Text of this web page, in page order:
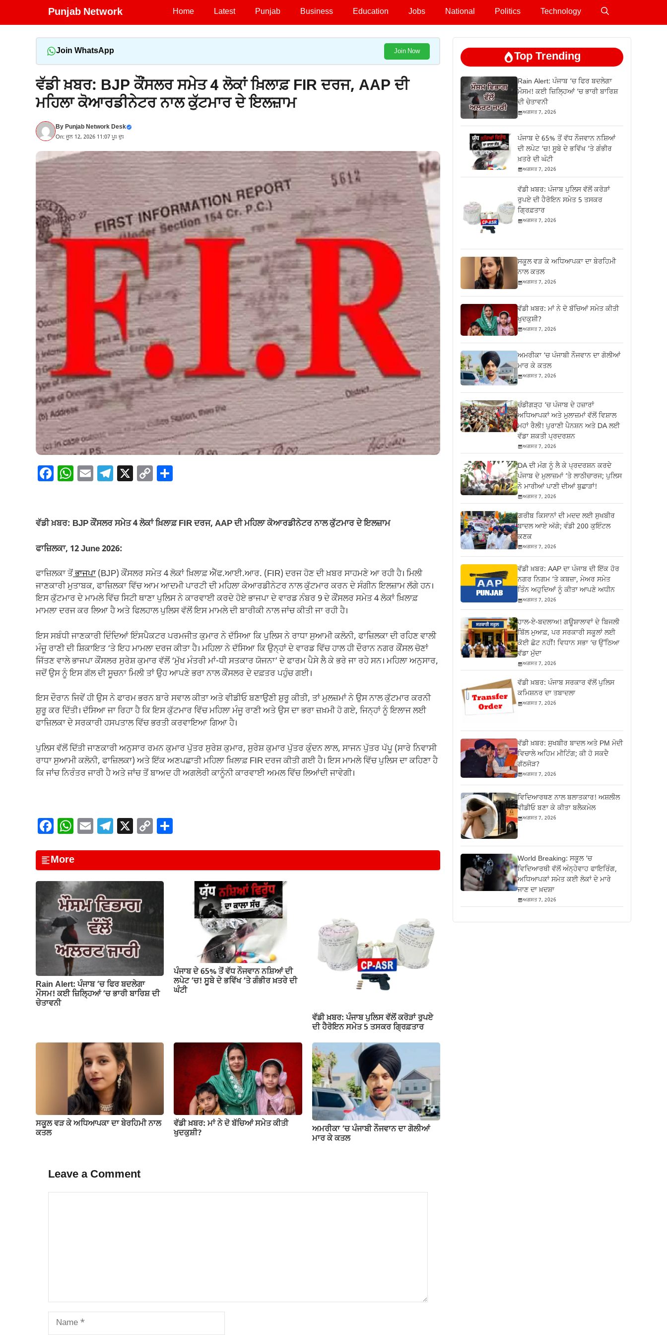
Punjab Network Home Latest Punjab Business Education Jobs National Politics Technology
Join WhatsApp Join Now
ਵੱਡੀ ਖ਼ਬਰ: BJP ਕੌਂਸਲਰ ਸਮੇਤ 4 ਲੋਕਾਂ ਖ਼ਿਲਾਫ਼ FIR ਦਰਜ, AAP ਦੀ
ਮਹਿਲਾ ਕੋਆਰਡੀਨੇਟਰ ਨਾਲ ਕੁੱਟਮਾਰ ਦੇ ਇਲਜ਼ਾਮ
ByPunjab Network Desk
On: ਜੂਨ 12, 2026 11:07 ਪੂਃ ਦੁਃ
F
e
o
o
k
W
s
p
p
E T
gr
m
X C
y
k
e
ਵੱਡੀ ਖ਼ਬਰ: BJP ਕੌਂਸਲਰ ਸਮੇਤ 4 ਲੋਕਾਂ ਖ਼ਿਲਾਫ਼ FIR ਦਰਜ, AAP ਦੀ ਮਹਿਲਾ ਕੋਆਰਡੀਨੇਟਰ ਨਾਲ ਕੁੱਟਮਾਰ ਦੇ ਇਲਜ਼ਾਮ
ਫਾਜ਼ਿਲਕਾ, 12 June 2026:
ਫਾਜ਼ਿਲਕਾ ਤੋਂਭਾਜਪਾ(BJP) ਕੌਂਸਲਰ ਸਮੇਤ 4 ਲੋਕਾਂ ਖ਼ਿਲਾਫ਼ ਐੱਫ.ਆਈ.ਆਰ. (FIR) ਦਰਜ ਹੋਣ ਦੀ ਖ਼ਬਰ ਸਾਹਮਣੇ ਆ ਰਹੀ ਹੈ। ਮਿਲੀ
ਜਾਣਕਾਰੀ ਮੁਤਾਬਕ, ਫਾਜ਼ਿਲਕਾ ਵਿੱਚ ਆਮ ਆਦਮੀ ਪਾਰਟੀ ਦੀ ਮਹਿਲਾ ਕੋਆਰਡੀਨੇਟਰ ਨਾਲ ਕੁੱਟਮਾਰ ਕਰਨ ਦੇ ਸੰਗੀਨ ਇਲਜ਼ਾਮ ਲੱਗੇ ਹਨ।
ਇਸ ਕੁੱਟਮਾਰ ਦੇ ਮਾਮਲੇ ਵਿੱਚ ਸਿਟੀ ਥਾਣਾ ਪੁਲਿਸ ਨੇ ਕਾਰਵਾਈ ਕਰਦੇ ਹੋਏ ਭਾਜਪਾ ਦੇ ਵਾਰਡ ਨੰਬਰ 9 ਦੇ ਕੌਂਸਲਰ ਸਮੇਤ 4 ਲੋਕਾਂ ਖ਼ਿਲਾਫ਼
ਮਾਮਲਾ ਦਰਜ ਕਰ ਲਿਆ ਹੈ ਅਤੇ ਫਿਲਹਾਲ ਪੁਲਿਸ ਵੱਲੋਂ ਇਸ ਮਾਮਲੇ ਦੀ ਬਾਰੀਕੀ ਨਾਲ ਜਾਂਚ ਕੀਤੀ ਜਾ ਰਹੀ ਹੈ।
ਇਸ ਸਬੰਧੀ ਜਾਣਕਾਰੀ ਦਿੰਦਿਆਂ ਇੰਸਪੈਕਟਰ ਪਰਮਜੀਤ ਕੁਮਾਰ ਨੇ ਦੱਸਿਆ ਕਿ ਪੁਲਿਸ ਨੇ ਰਾਧਾ ਸੁਆਮੀ ਕਲੋਨੀ, ਫਾਜ਼ਿਲਕਾ ਦੀ ਰਹਿਣ ਵਾਲੀ
ਮੰਜੂ ਰਾਣੀ ਦੀ ਸ਼ਿਕਾਇਤ ‘ਤੇ ਇਹ ਮਾਮਲਾ ਦਰਜ ਕੀਤਾ ਹੈ। ਮਹਿਲਾ ਨੇ ਦੱਸਿਆ ਕਿ ਉਨ੍ਹਾਂ ਦੇ ਵਾਰਡ ਵਿੱਚ ਹਾਲ ਹੀ ਦੌਰਾਨ ਨਗਰ ਕੌਂਸਲ ਚੋਣਾਂ
ਜਿੱਤਣ ਵਾਲੇ ਭਾਜਪਾ ਕੌਂਸਲਰ ਸੁਰੇਸ਼ ਕੁਮਾਰ ਵੱਲੋਂ ‘ਮੁੱਖ ਮੰਤਰੀ ਮਾਂ-ਧੀ ਸਤਕਾਰ ਯੋਜਨਾ’ ਦੇ ਫਾਰਮ ਪੈਸੇ ਲੈ ਕੇ ਭਰੇ ਜਾ ਰਹੇ ਸਨ। ਮਹਿਲਾ ਅਨੁਸਾਰ,
ਜਦੋਂ ਉਸ ਨੂੰ ਇਸ ਗੱਲ ਦੀ ਸੂਚਨਾ ਮਿਲੀ ਤਾਂ ਉਹ ਆਪਣੇ ਭਰਾ ਨਾਲ ਕੌਂਸਲਰ ਦੇ ਦਫ਼ਤਰ ਪਹੁੰਚ ਗਈ।
ਇਸ ਦੌਰਾਨ ਜਿਵੇਂ ਹੀ ਉਸ ਨੇ ਫਾਰਮ ਭਰਨ ਬਾਰੇ ਸਵਾਲ ਕੀਤਾ ਅਤੇ ਵੀਡੀਓ ਬਣਾਉਣੀ ਸ਼ੁਰੂ ਕੀਤੀ, ਤਾਂ ਮੁਲਜ਼ਮਾਂ ਨੇ ਉਸ ਨਾਲ ਕੁੱਟਮਾਰ ਕਰਨੀ
ਸ਼ੁਰੂ ਕਰ ਦਿੱਤੀ। ਦੱਸਿਆ ਜਾ ਰਿਹਾ ਹੈ ਕਿ ਇਸ ਕੁੱਟਮਾਰ ਵਿੱਚ ਮਹਿਲਾ ਮੰਜੂ ਰਾਣੀ ਅਤੇ ਉਸ ਦਾ ਭਰਾ ਜ਼ਖ਼ਮੀ ਹੋ ਗਏ, ਜਿਨ੍ਹਾਂ ਨੂੰ ਇਲਾਜ ਲਈ
ਫਾਜ਼ਿਲਕਾ ਦੇ ਸਰਕਾਰੀ ਹਸਪਤਾਲ ਵਿੱਚ ਭਰਤੀ ਕਰਵਾਇਆ ਗਿਆ ਹੈ।
ਪੁਲਿਸ ਵੱਲੋਂ ਦਿੱਤੀ ਜਾਣਕਾਰੀ ਅਨੁਸਾਰ ਰਮਨ ਕੁਮਾਰ ਪੁੱਤਰ ਸੁਰੇਸ਼ ਕੁਮਾਰ, ਸੁਰੇਸ਼ ਕੁਮਾਰ ਪੁੱਤਰ ਕੁੰਦਨ ਲਾਲ, ਸਾਜਨ ਪੁੱਤਰ ਪੱਪੂ (ਸਾਰੇ ਨਿਵਾਸੀ
ਰਾਧਾ ਸੁਆਮੀ ਕਲੋਨੀ, ਫਾਜ਼ਿਲਕਾ) ਅਤੇ ਇੱਕ ਅਣਪਛਾਤੀ ਮਹਿਲਾ ਖ਼ਿਲਾਫ਼ FIR ਦਰਜ ਕੀਤੀ ਗਈ ਹੈ। ਇਸ ਮਾਮਲੇ ਵਿੱਚ ਪੁਲਿਸ ਦਾ ਕਹਿਣਾ ਹੈ
ਕਿ ਜਾਂਚ ਨਿਰੰਤਰ ਜਾਰੀ ਹੈ ਅਤੇ ਜਾਂਚ ਤੋਂ ਬਾਅਦ ਹੀ ਅਗਲੇਰੀ ਕਾਨੂੰਨੀ ਕਾਰਵਾਈ ਅਮਲ ਵਿੱਚ ਲਿਆਂਦੀ ਜਾਵੇਗੀ।
F
c
e
b
o
o
k
W
at
s
A
p
p
E T
gr
a
m
X C
y
Li
n
k
e
More
Rain Alert: ਪੰਜਾਬ ‘ਚ ਫਿਰ ਬਦਲੇਗਾ
ਮੌਸਮ! ਕਈ ਜ਼ਿਲ੍ਹਿਆਂ ‘ਚ ਭਾਰੀ ਬਾਰਿਸ਼ ਦੀ
ਚੇਤਾਵਨੀ
ਪੰਜਾਬ ਦੇ 65% ਤੋਂ ਵੱਧ ਨੌਜਵਾਨ ਨਸ਼ਿਆਂ ਦੀ
ਲਪੇਟ ‘ਚ! ਸੂਬੇ ਦੇ ਭਵਿੱਖ ‘ਤੇ ਗੰਭੀਰ ਖ਼ਤਰੇ ਦੀ
ਘੰਟੀ
ਵੱਡੀ ਖ਼ਬਰ: ਪੰਜਾਬ ਪੁਲਿਸ ਵੱਲੋਂ ਕਰੋੜਾਂ ਰੁਪਏ
ਦੀ ਹੈਰੋਇਨ ਸਮੇਤ 5 ਤਸਕਰ ਗ੍ਰਿਫ਼ਤਾਰ
ਸਕੂਲ ਵੜ ਕੇ ਅਧਿਆਪਕਾ ਦਾ ਬੇਰਹਿਮੀ ਨਾਲ
ਕਤਲ
ਵੱਡੀ ਖ਼ਬਰ: ਮਾਂ ਨੇ ਦੋ ਬੱਚਿਆਂ ਸਮੇਤ ਕੀਤੀ
ਖੁਦਕੁਸ਼ੀ?
ਅਮਰੀਕਾ ‘ਚ ਪੰਜਾਬੀ ਨੌਜਵਾਨ ਦਾ ਗੋਲੀਆਂ
ਮਾਰ ਕੇ ਕਤਲ
Leave a Comment
Name
Top Trending
Rain Alert: ਪੰਜਾਬ ‘ਚ ਫਿਰ ਬਦਲੇਗਾ
ਮੌਸਮ! ਕਈ ਜ਼ਿਲ੍ਹਿਆਂ ‘ਚ ਭਾਰੀ ਬਾਰਿਸ਼
ਦੀ ਚੇਤਾਵਨੀ
ਅਗਸਤ 7, 2026
ਪੰਜਾਬ ਦੇ 65% ਤੋਂ ਵੱਧ ਨੌਜਵਾਨ ਨਸ਼ਿਆਂ
ਦੀ ਲਪੇਟ ‘ਚ! ਸੂਬੇ ਦੇ ਭਵਿੱਖ ‘ਤੇ ਗੰਭੀਰ
ਖ਼ਤਰੇ ਦੀ ਘੰਟੀ
ਅਗਸਤ 7, 2026
ਵੱਡੀ ਖ਼ਬਰ: ਪੰਜਾਬ ਪੁਲਿਸ ਵੱਲੋਂ ਕਰੋੜਾਂ
ਰੁਪਏ ਦੀ ਹੈਰੋਇਨ ਸਮੇਤ 5 ਤਸਕਰ
ਗ੍ਰਿਫ਼ਤਾਰ
ਅਗਸਤ 7, 2026
ਸਕੂਲ ਵੜ ਕੇ ਅਧਿਆਪਕਾ ਦਾ ਬੇਰਹਿਮੀ
ਨਾਲ ਕਤਲ
ਅਗਸਤ 7, 2026
ਵੱਡੀ ਖ਼ਬਰ: ਮਾਂ ਨੇ ਦੋ ਬੱਚਿਆਂ ਸਮੇਤ ਕੀਤੀ
ਖੁਦਕੁਸ਼ੀ?
ਅਗਸਤ 7, 2026
ਅਮਰੀਕਾ ‘ਚ ਪੰਜਾਬੀ ਨੌਜਵਾਨ ਦਾ ਗੋਲੀਆਂ
ਮਾਰ ਕੇ ਕਤਲ
ਅਗਸਤ 7, 2026
ਚੰਡੀਗੜ੍ਹ ‘ਚ ਪੰਜਾਬ ਦੇ ਹਜ਼ਾਰਾਂ
ਅਧਿਆਪਕਾਂ ਅਤੇ ਮੁਲਾਜ਼ਮਾਂ ਵੱਲੋਂ ਵਿਸ਼ਾਲ
ਮਹਾਂ ਰੈਲੀ! ਪੁਰਾਣੀ ਪੈਨਸ਼ਨ ਅਤੇ DA ਲਈ
ਵੱਡਾ ਸ਼ਕਤੀ ਪ੍ਰਦਰਸ਼ਨ
ਅਗਸਤ 7, 2026
DA ਦੀ ਮੰਗ ਨੂੰ ਲੈ ਕੇ ਪ੍ਰਦਰਸ਼ਨ ਕਰਦੇ
ਪੰਜਾਬ ਦੇ ਮੁਲਾਜ਼ਮਾਂ ‘ਤੇ ਲਾਠੀਚਾਰਜ; ਪੁਲਿਸ
ਨੇ ਮਾਰੀਆਂ ਪਾਣੀ ਦੀਆਂ ਬੁਛਾੜਾਂ!
ਅਗਸਤ 7, 2026
ਗ਼ਰੀਬ ਕਿਸਾਨਾਂ ਦੀ ਮਦਦ ਲਈ ਸੁਖਬੀਰ
ਬਾਦਲ ਆਏ ਅੱਗੇ; ਵੰਡੀ 200 ਕੁਇੰਟਲ
ਕਣਕ
ਅਗਸਤ 7, 2026
ਵੱਡੀ ਖ਼ਬਰ: AAP ਦਾ ਪੰਜਾਬ ਦੀ ਇੱਕ ਹੋਰ
ਨਗਰ ਨਿਗਮ ‘ਤੇ ਕਬਜ਼ਾ, ਮੇਅਰ ਸਮੇਤ
ਤਿੰਨ ਅਹੁਦਿਆਂ ਨੂੰ ਕੀਤਾ ਆਪਣੇ ਅਧੀਨ
ਅਗਸਤ 7, 2026
ਹਾਲ-ਏ-ਬਦਲਾਅ! ਗਊਸ਼ਾਲਾਵਾਂ ਦੇ ਬਿਜਲੀ
ਬਿੱਲ ਮੁਆਫ਼, ਪਰ ਸਰਕਾਰੀ ਸਕੂਲਾਂ ਲਈ
ਕੋਈ ਛੋਟ ਨਹੀਂ! ਵਿਧਾਨ ਸਭਾ ‘ਚ ਉੱਠਿਆ
ਵੱਡਾ ਮੁੱਦਾ
ਅਗਸਤ 7, 2026
ਵੱਡੀ ਖ਼ਬਰ: ਪੰਜਾਬ ਸਰਕਾਰ ਵੱਲੋਂ ਪੁਲਿਸ
ਕਮਿਸ਼ਨਰ ਦਾ ਤਬਾਦਲਾ
ਅਗਸਤ 7, 2026
ਵੱਡੀ ਖ਼ਬਰ: ਸੁਖਬੀਰ ਬਾਦਲ ਅਤੇ PM ਮੋਦੀ
ਵਿਚਾਲੇ ਅਹਿਮ ਮੀਟਿੰਗ; ਕੀ ਹੋ ਸਕਦੈ
ਗੱਠਜੋੜ?
ਅਗਸਤ 7, 2026
ਵਿਦਿਆਰਥਣ ਨਾਲ ਬਲਾਤਕਾਰ! ਅਸ਼ਲੀਲ
ਵੀਡੀਓ ਬਣਾ ਕੇ ਕੀਤਾ ਬਲੈਕਮੇਲ
ਅਗਸਤ 7, 2026
World Breaking: ਸਕੂਲ ‘ਚ
ਵਿਦਿਆਰਥੀ ਵੱਲੋਂ ਅੰਨ੍ਹੇਵਾਹ ਫਾਇਰਿੰਗ,
ਅਧਿਆਪਕਾਂ ਸਮੇਤ ਕਈ ਲੋਕਾਂ ਦੇ ਮਾਰੇ
ਜਾਣ ਦਾ ਖ਼ਦਸ਼ਾ
ਅਗਸਤ 7, 2026